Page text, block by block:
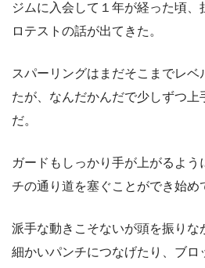
ジムに入会して１年が経った頃
ロテストの話が出てきた。
スパーリングはまだそこまでレ
たが、なんだかんだで少しずつ上
だ。
ガードもしっかり手が上がるよ
チの通り道を塞ぐことができ始め
派手な動きこそないが頭を振りな
細かいパンチにつなげたり、ブロ